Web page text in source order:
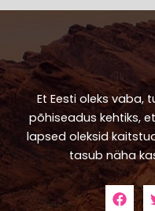
Et Eesti oleks vaba,
põhiseadus kehtiks,
lapsed oleksid
tasub näha